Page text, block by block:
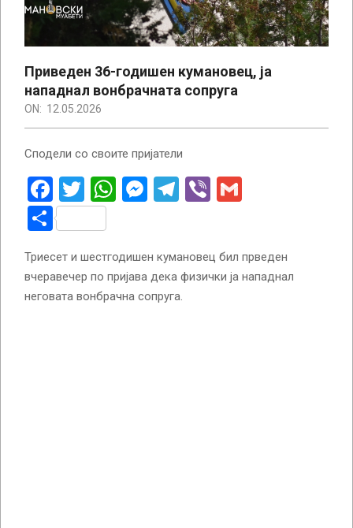
Приведен 36-годишен кумановец, ја
нападнал вонбрачната сопруга
ON: 12.05.2026
Сподели со своите пријатели
Facebook
Twitter
WhatsApp
Messenger
Telegram
Viber
Share
Триесет и шестгодишен кумановец бил прведен
вчеравечер по пријава дека физички ја нападнал
неговата вонбрачна сопруга.